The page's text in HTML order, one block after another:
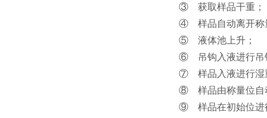
③ 获取样品干重；
④ 样品自动离开称
⑤ 液体池上升；
⑥ 吊钩入液进行吊
⑦ 样品入液进行湿
⑧ 样品由称量位自
⑨ 样品在初始位进